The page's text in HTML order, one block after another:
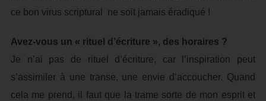
ce bon virus scriptural ne soit jamais éradiqué !
Avez-vous un « rituel d’écriture », des horaires ?
Je n’ai pas de rituel d’écriture, car l’inspiration peut
s’assimiler à une transe, une envie d’accoucher. Quand
cela me prend, il faut que la trame sorte de mon esprit et